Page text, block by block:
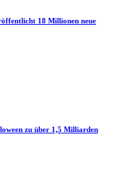
18 Millionen neue
zu über 1,5 Milliarden